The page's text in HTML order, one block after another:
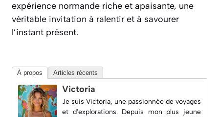
expérience normande riche et apaisante, une
véritable invitation à ralentir et à savourer
l’instant présent.
À propos Articles récents
Victoria
Je suis Victoria, une passionnée de voyages
et d'explorations. Depuis mon plus jeune